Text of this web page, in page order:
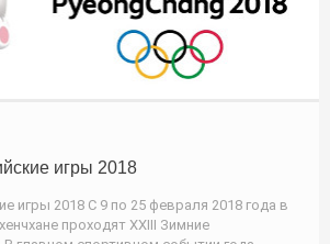
игры 2018
игры 2018 С 9 по 25 февраля 2018 года в
проходят XXIII Зимние